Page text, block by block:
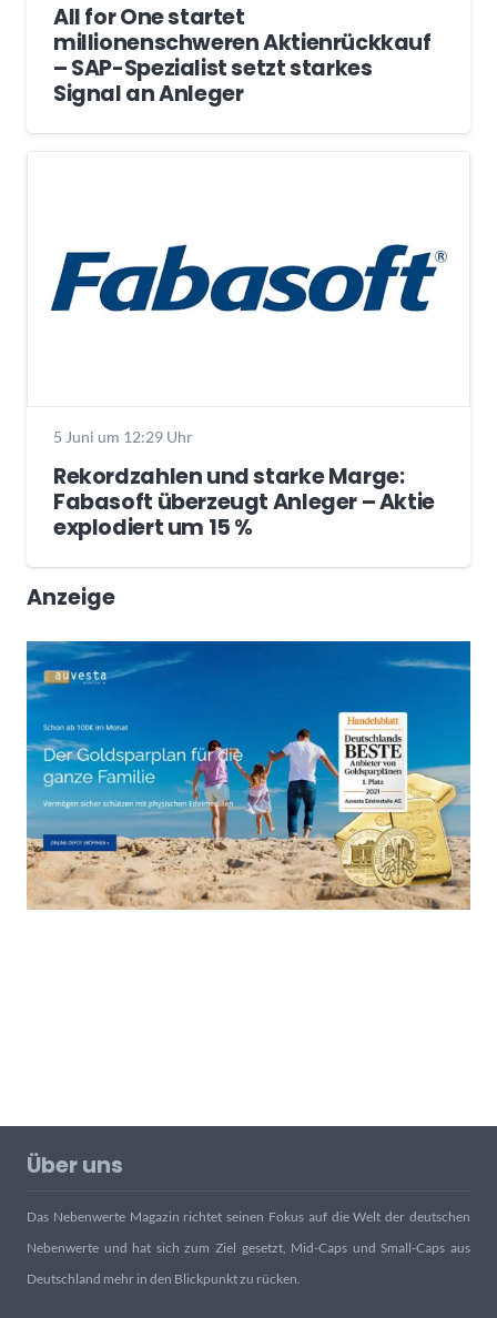
All for One startet
millionenschweren Aktienrückkauf
– SAP-Spezialist setzt starkes
Signal an Anleger
5 Juni um 12:29 Uhr
Rekordzahlen und starke Marge:
Fabasoft überzeugt Anleger – Aktie
explodiert um 15 %
Anzeige
Über uns
Das Nebenwerte Magazin richtet seinen Fokus auf die Welt der deutschen
Nebenwerte und hat sich zum Ziel gesetzt, Mid-Caps und Small-Caps aus
Deutschland mehr in den Blickpunkt zu rücken.